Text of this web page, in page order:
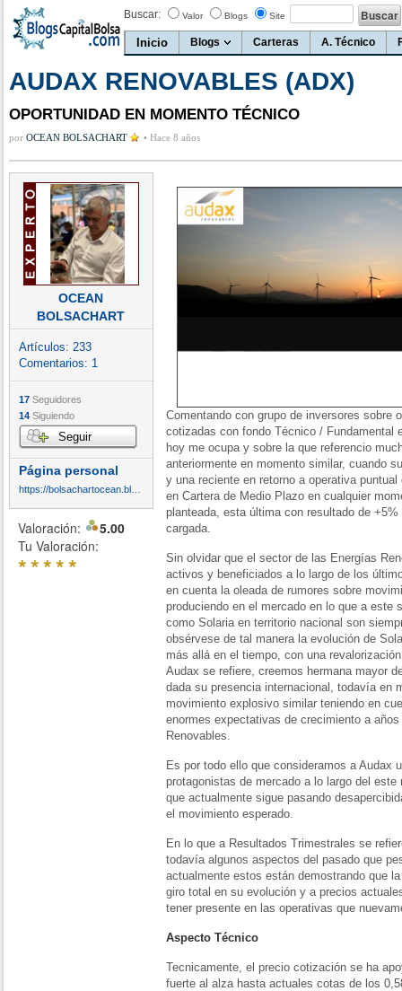
Buscar: Valor Blogs Site
Inicio Blogs Carteras A. Técnico
AUDAX RENOVABLES (ADX)
OPORTUNIDAD EN MOMENTO TÉCNICO
por OCEAN BOLSACHART • Hace 8 años
OCEAN
BOLSACHART
Artículos: 233
Comentarios: 1
17 Seguidores
14 Siguiendo
Seguir
Página personal
Valoración:
5.00
Tu Valoración:
*****
Comentando con grupo de inversores sobre
cotizadas con fondo Técnico / Fundamental
hoy me ocupa y sobre la que referencio
anteriormente en momento similar, cuando
y una reciente en retorno a operativa
en Cartera de Medio Plazo en cualquier
planteada, esta última con resultado de
cargada.
Sin olvidar que el sector de las Energías
activos y beneficiados a lo largo de los
en cuenta la oleada de rumores sobre
produciendo en el mercado en lo que a este
como Solaria en territorio nacional son
obsérvese de tal manera la evolución de
más allá en el tiempo, con una
Audax se refiere, creemos hermana mayor
dada su presencia internacional, todavía en
movimiento explosivo similar teniendo en
enormes expectativas de crecimiento a
Renovables.
Es por todo ello que consideramos a Audax
protagonistas de mercado a lo largo del
que actualmente sigue pasando
el movimiento esperado.
En lo que a Resultados Trimestrales se
todavía algunos aspectos del pasado que
actualmente estos están demostrando que
giro total en su evolución y a precios
tener presente en las operativas que
Aspecto Técnico
Tecnicamente, el precio cotización se ha
fuerte al alza hasta actuales cotas de los